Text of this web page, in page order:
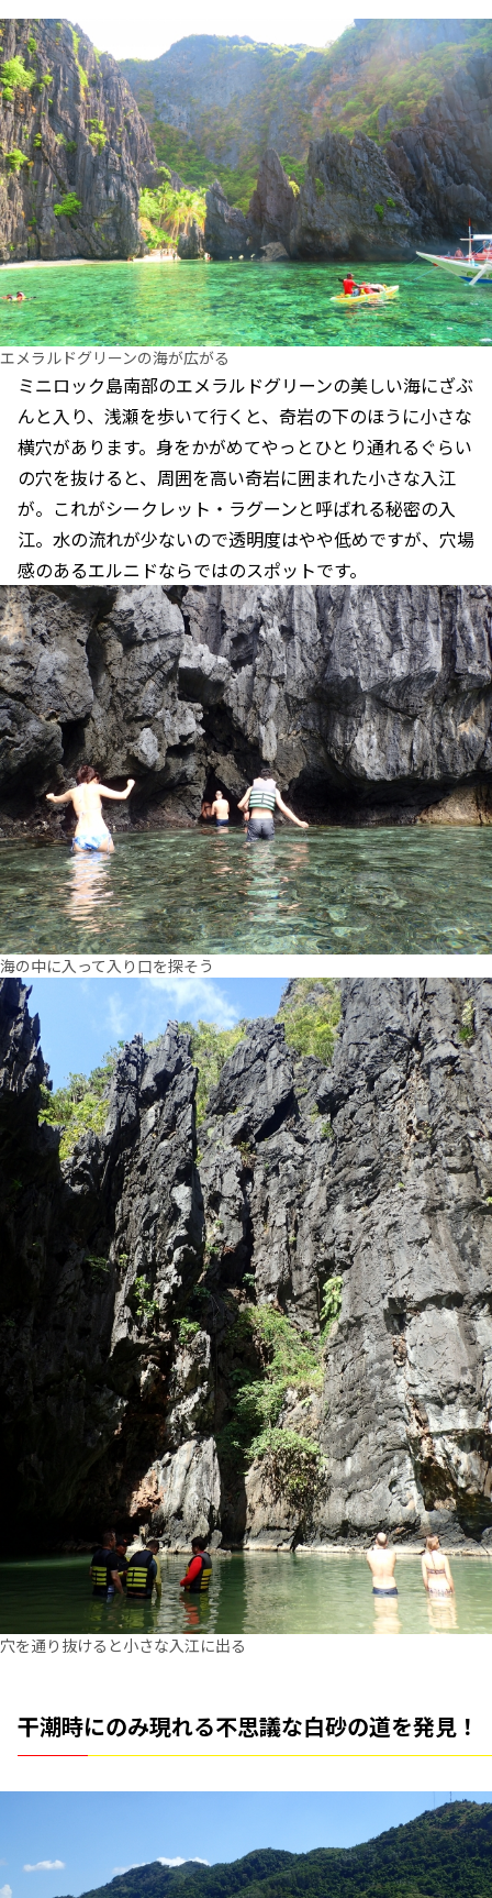
エメラルドグリーンの海が広がる
ミニロック島南部のエメラルドグリーンの美しい海にざぶ
んと入り、浅瀬を歩いて行くと、奇岩の下のほうに小さな
横穴があります。身をかがめてやっとひとり通れるぐらい
の穴を抜けると、周囲を高い奇岩に囲まれた小さな入江
が。これがシークレット・ラグーンと呼ばれる秘密の入
江。水の流れが少ないので透明度はやや低めですが、穴場
感のあるエルニドならではのスポットです。
海の中に入って入り口を探そう
穴を通り抜けると小さな入江に出る
干潮時にのみ現れる不思議な白砂の道を発見！